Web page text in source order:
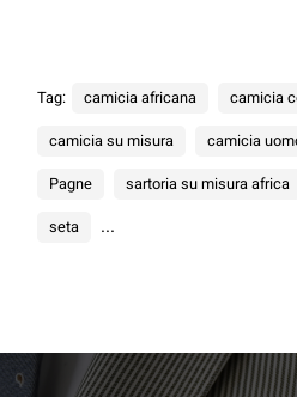
Tag: camicia africana camicia
camicia su misura
camicia
Pagne
sartoria su misura africa
seta
...